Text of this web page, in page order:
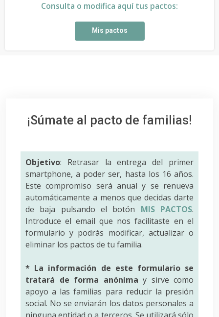
Consulta o modifica aquí tus pactos:
Mis pactos
¡Súmate al pacto de familias!
Objetivo: Retrasar la entrega del primer
smartphone, a poder ser, hasta los 16 años.
Este compromiso será anual y se renueva
automáticamente a menos que decidas darte
de baja pulsando el botón MIS PACTOS.
Introduce el email que nos facilitaste en el
formulario y podrás modificar, actualizar o
eliminar los pactos de tu familia.
* La información de este formulario se
tratará de forma anónima y sirve como
apoyo a las familias para reducir la presión
social. No se enviarán los datos personales a